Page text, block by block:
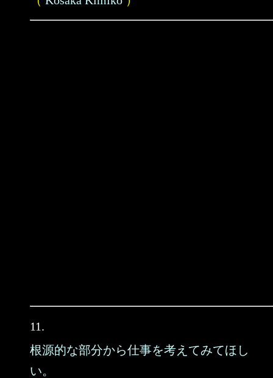
11.
根源的な部分から仕事を考えてみてほし
い。